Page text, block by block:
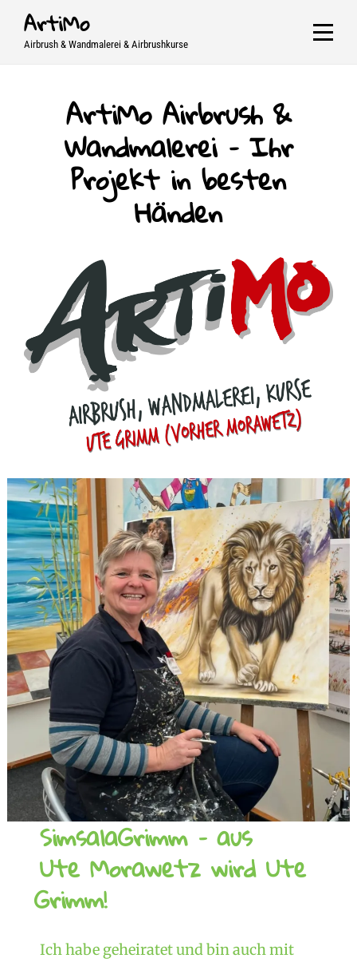
SkipArtiMo
Airbrush & Wandmalerei & Airbrushkurse
ArtiMo Airbrush &
Wandmalerei – Ihr
Projekt in besten
Händen
SimsalaGrimm – aus
Ute Morawetz wird Ute
Grimm!
Ich habe geheiratet und bin auch mit